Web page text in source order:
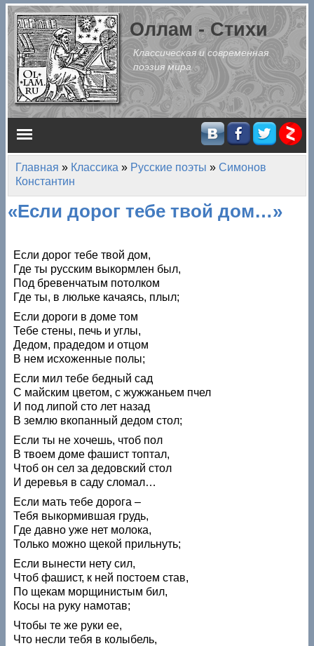
Перейти к основному содержанию
Оллам - Стихи
Классическая и современная
поэзия мира
Главное меню
Вы здесь
Главная » Классика » Русские поэты » Симонов
Константин
«Если дорог тебе твой дом…»
Если дорог тебе твой дом,
Где ты русским выкормлен был,
Под бревенчатым потолком
Где ты, в люльке качаясь, плыл;
Если дороги в доме том
Тебе стены, печь и углы,
Дедом, прадедом и отцом
В нем исхоженные полы;
Если мил тебе бедный сад
С майским цветом, с жужжаньем пчел
И под липой сто лет назад
В землю вкопанный дедом стол;
Если ты не хочешь, чтоб пол
В твоем доме фашист топтал,
Чтоб он сел за дедовский стол
И деревья в саду сломал…
Если мать тебе дорога –
Тебя выкормившая грудь,
Где давно уже нет молока,
Только можно щекой прильнуть;
Если вынести нету сил,
Чтоб фашист, к ней постоем став,
По щекам морщинистым бил,
Косы на руку намотав;
Чтобы те же руки ее,
Что несли тебя в колыбель,